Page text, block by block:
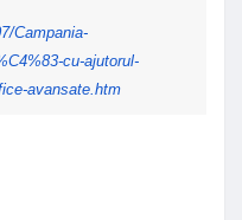
Campania-
cu-ajutorul-
avansate.htm